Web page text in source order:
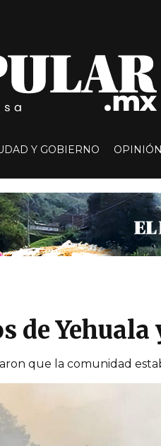
Y GOBIERNO OPINIÓN
de Yehuala
que la comunidad